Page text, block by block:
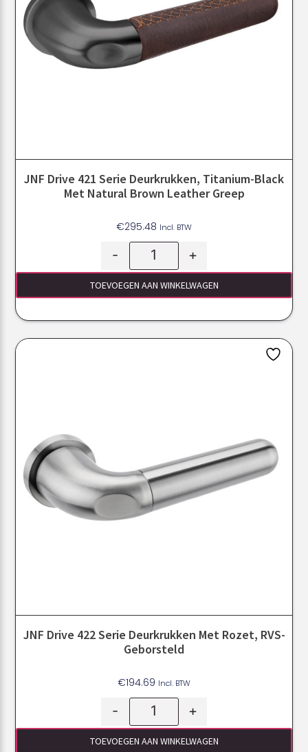
JNF Drive 421 Serie Deurkrukken, Titanium-Black
Met Natural Brown Leather Greep
€295.48 Incl. BTW
- +
TOEVOEGEN AAN WINKELWAGEN
JNF Drive 422 Serie Deurkrukken Met Rozet, RVS-
Geborsteld
€194.69 Incl. BTW
- +
TOEVOEGEN AAN WINKELWAGEN